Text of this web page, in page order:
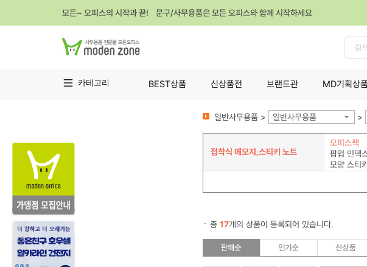
모든~ 오피스의 시작과 끝! 문구/사무용품은 모든 오피스와 함께 시작하세요
카테고리 BEST상품 신상품전 브랜드관 MD기획상
일반사무용품 > 일반사무용품 >
접착식 메모지,스티키 노트
오피스팩
팝업 인덱
모양 스티
총 17개의 상품이 등록되어 있습니다.